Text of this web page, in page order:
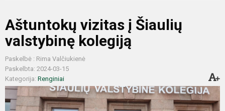
Aštuntokų vizitas į Šiaulių
valstybinę kolegiją
Paskelbė : Rima Valčiukienė
Paskelbta: 2024-03-15
Kategorija: Renginiai